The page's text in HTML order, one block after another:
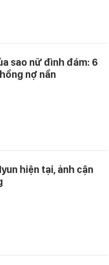
sao nữ đình đám: 6
nợ nần
hiện tại, ảnh cận